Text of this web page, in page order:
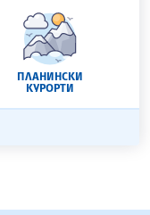
ПЛАНИНСКИ
КУРОРТИ